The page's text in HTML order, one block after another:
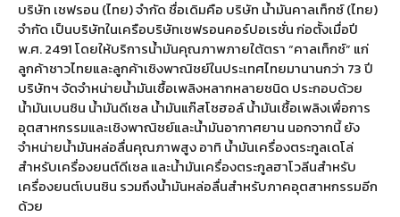
บริษัท เชฟรอน (ไทย) จำกัด ชื่อเดิมคือ บริษัท น้ำมันคาลเท็กซ์ (ไทย)
จำกัด เป็นบริษัทในเครือบริษัทเชฟรอนคอร์ปอเรชั่น ก่อตั้งเมื่อปี
พ.ศ. 2491 โดยให้บริการน้ำมันคุณภาพภายใต้ตรา “คาลเท็กซ์” แก่
ลูกค้าชาวไทยและลูกค้าเชิงพาณิชย์ในประเทศไทยมานานกว่า 73 ปี
บริษัทฯ จัดจำหน่ายน้ำมันเชื้อเพลิงหลากหลายชนิด ประกอบด้วย
น้ำมันเบนซิน น้ำมันดีเซล น้ำมันแก๊สโซฮอล์ น้ำมันเชื้อเพลิงเพื่อการ
อุตสาหกรรมและเชิงพาณิชย์และน้ำมันอากาศยาน นอกจากนี้ ยัง
จำหน่ายน้ำมันหล่อลื่นคุณภาพสูง อาทิ น้ำมันเครื่องตระกูลเดโล่
สำหรับเครื่องยนต์ดีเซล และน้ำมันเครื่องตระกูลฮาโวลีนสำหรับ
เครื่องยนต์เบนซิน รวมถึงน้ำมันหล่อลื่นสำหรับภาคอุตสาหกรรมอีก
ด้วย